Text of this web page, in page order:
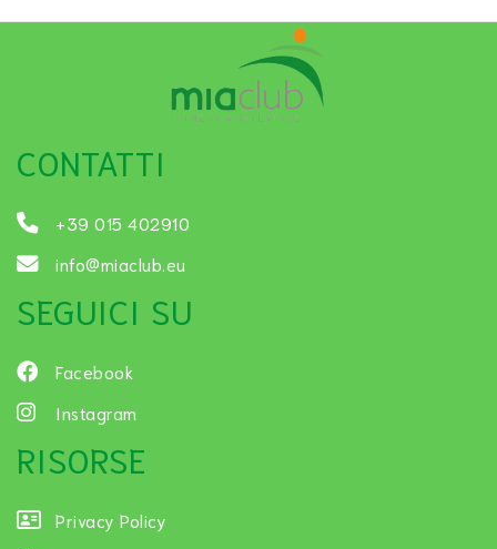
CONTATTI
+39 015 402910
info@miaclub.eu
SEGUICI SU
Facebook
Instagram
RISORSE
Privacy Policy